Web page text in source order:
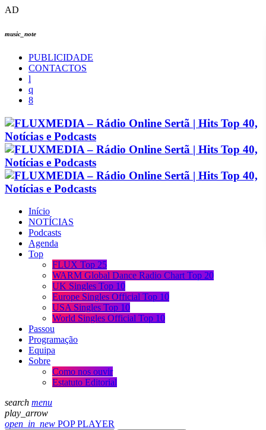
AD
music_note
PUBLICIDADE
CONTACTOS
Início
NOTÍCIAS
Podcasts
Agenda
Top
FLUX Top 25
WARM Global Dance Radio Chart Top 20
UK Singles Top 10
Europe Singles Official Top 10
USA Singles Top 10
World Singles Official Top 10
Passou
Programação
Equipa
Sobre
Como nos ouvir
Estatuto Editorial
search menu
play_arrow
open_in_new POP PLAYER